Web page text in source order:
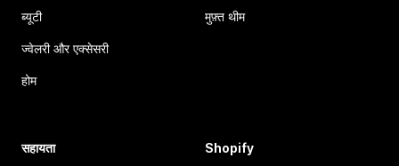
ब्यूटी
ज्वेलरी और एक्सेसरी
होम
मुफ़्त थीम
सहायता Shopify